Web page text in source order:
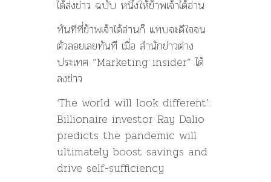
ได้ส่งข่าว ฉบับ หนึ่งให้ข้าพเจ้าได้อ่าน
ทันทีที่ข้าพเจ้าได้อ่านก็ แทบจะดีใจจน
ตัวลอยเลยทันที เมื่อ สำนักข่าวต่าง
ประเทศ “Marketing insider” ได้
ลงข่าว
‘The world will look different’:
Billionaire investor Ray Dalio
predicts the pandemic will
ultimately boost savings and
drive self-sufficiency